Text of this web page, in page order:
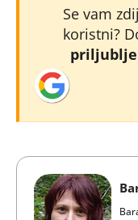
Se vam
koristni?